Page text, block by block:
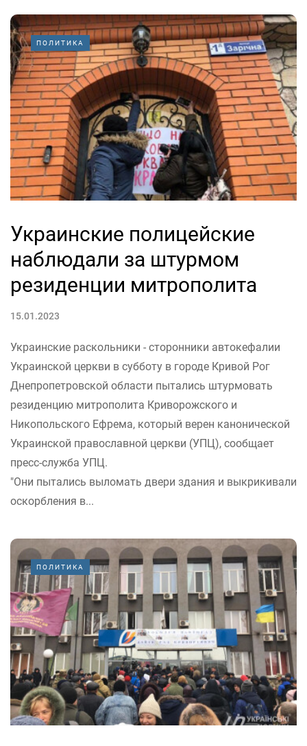
ПОЛИТИКА
Украинские полицейские
наблюдали за штурмом
резиденции митрополита
15.01.2023
Украинские раскольники - сторонники автокефалии
Украинской церкви в субботу в городе Кривой Рог
Днепропетровской области пытались штурмовать
резиденцию митрополита Криворожского и
Никопольского Ефрема, который верен канонической
Украинской православной церкви (УПЦ), сообщает
пресс-служба УПЦ.
"Они пытались выломать двери здания и выкрикивали
оскорбления в...
ПОЛИТИКА